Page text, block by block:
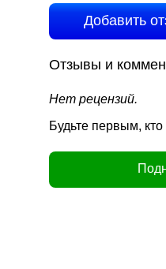
Добавить
Отзывы и
Нет рецензий.
Будьте первым,